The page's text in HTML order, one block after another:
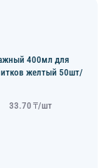
400мл для
желтый 50шт/
33.70 ₸/шт